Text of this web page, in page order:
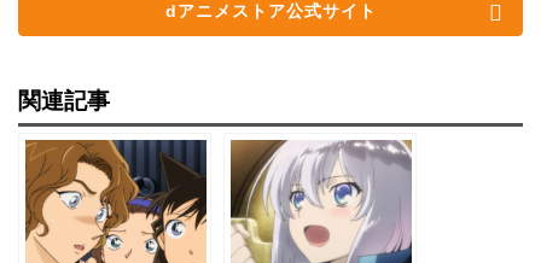
dアニメストア公式サイト
関連記事